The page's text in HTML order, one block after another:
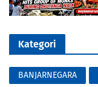
Kategori
BANJARNEGARA